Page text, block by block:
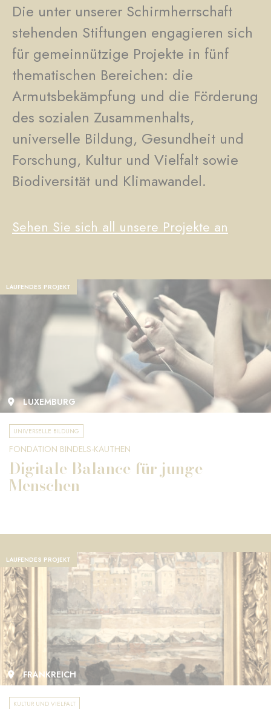
Die unter unserer Schirmherrschaft
stehenden Stiftungen engagieren sich
für gemeinnützige Projekte in fünf
thematischen Bereichen: die
Armutsbekämpfung und die Förderung
des sozialen Zusammenhalts,
universelle Bildung, Gesundheit und
Forschung, Kultur und Vielfalt sowie
Biodiversität und Klimawandel.
Sehen Sie sich all unsere Projekte an
LAUFENDES PROJEKT
LUXEMBURG
UNIVERSELLE BILDUNG
FONDATION BINDELS-KAUTHEN
Digitale Balance für junge
Menschen
LAUFENDES PROJEKT
FRANKREICH
KULTUR UND VIELFALT